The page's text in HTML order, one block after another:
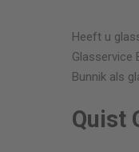
Heeft u
Glasservice
Bunnik als
Quist